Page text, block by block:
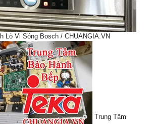
Lò Vi Sóng Bosch / CHUANGIA.VN
Trung Tâm